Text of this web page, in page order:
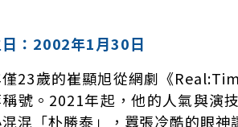
：2002年1月30日
23歲的崔顯旭從網劇《
號。2021年起，他的人氣與演
混「朴勝泰」，囂張冷酷的眼